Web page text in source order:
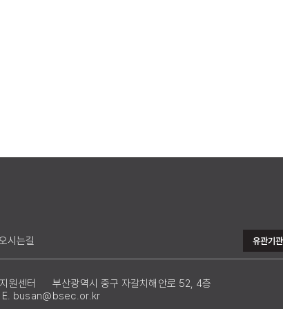
오시는길 유관기관
원센터
부산광역시 중구 자갈치해안로 52, 4층
E. busan@bsec.or.kr